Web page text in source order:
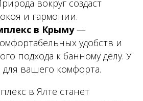
вокруг создаст
и гармонии.
в Крыму—
удобств и
подхода к банному делу. У
для вашего комфорта.
в Ялте станет